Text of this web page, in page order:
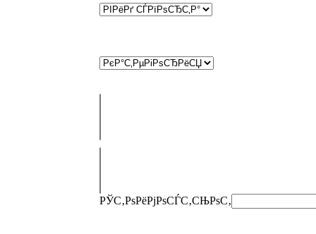
РЎС‚РѕРёРјРѕСЃС‚СЊРѕС‚